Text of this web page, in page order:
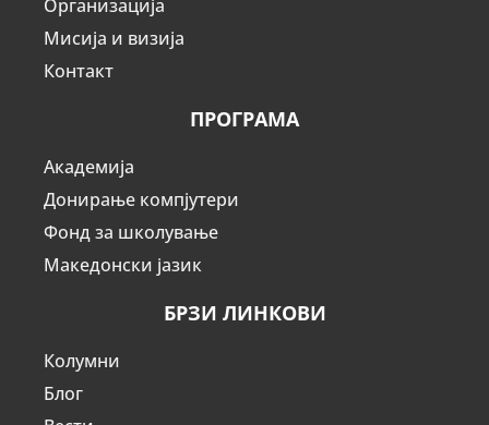
Организација
Мисија и визија
Контакт
ПРОГРАМА
Академија
Донирање компјутери
Фонд за школување
Македонски јазик
БРЗИ ЛИНКОВИ
Колумни
Блог